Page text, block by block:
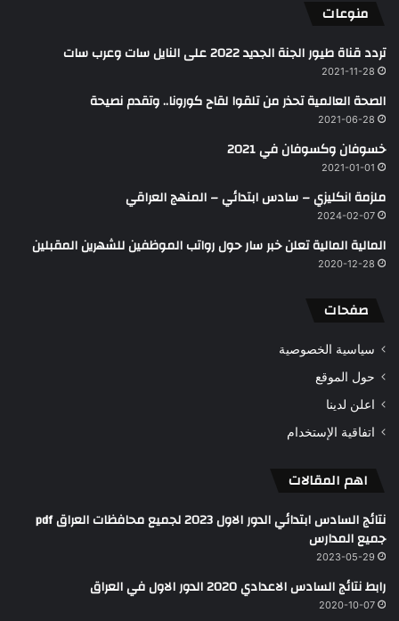
منوعات
تردد قناة طيور الجنة الجديد 2022 على النايل سات وعرب سات
2021-11-28
الصحة العالمية تحذر من تلقوا لقاح كورونا.. وتقدم نصيحة
2021-06-28
خسوفان وكسوفان في 2021
2021-01-01
ملزمة انكليزي – سادس ابتدائي – المنهج العراقي
2024-02-07
المالية المالية تعلن خبر سار حول رواتب الموظفين للشهرين المقبلين
2020-12-28
صفحات
سياسية الخصوصية
حول الموقع
اعلن لدينا
اتفاقية الإستخدام
اهم المقالات
نتائج السادس ابتدائي الدور الاول 2023 لجميع محافظات العراق pdf
جميع المدارس
2023-05-29
رابط نتائج السادس الاعدادي 2020 الدور الاول في العراق
2020-10-07